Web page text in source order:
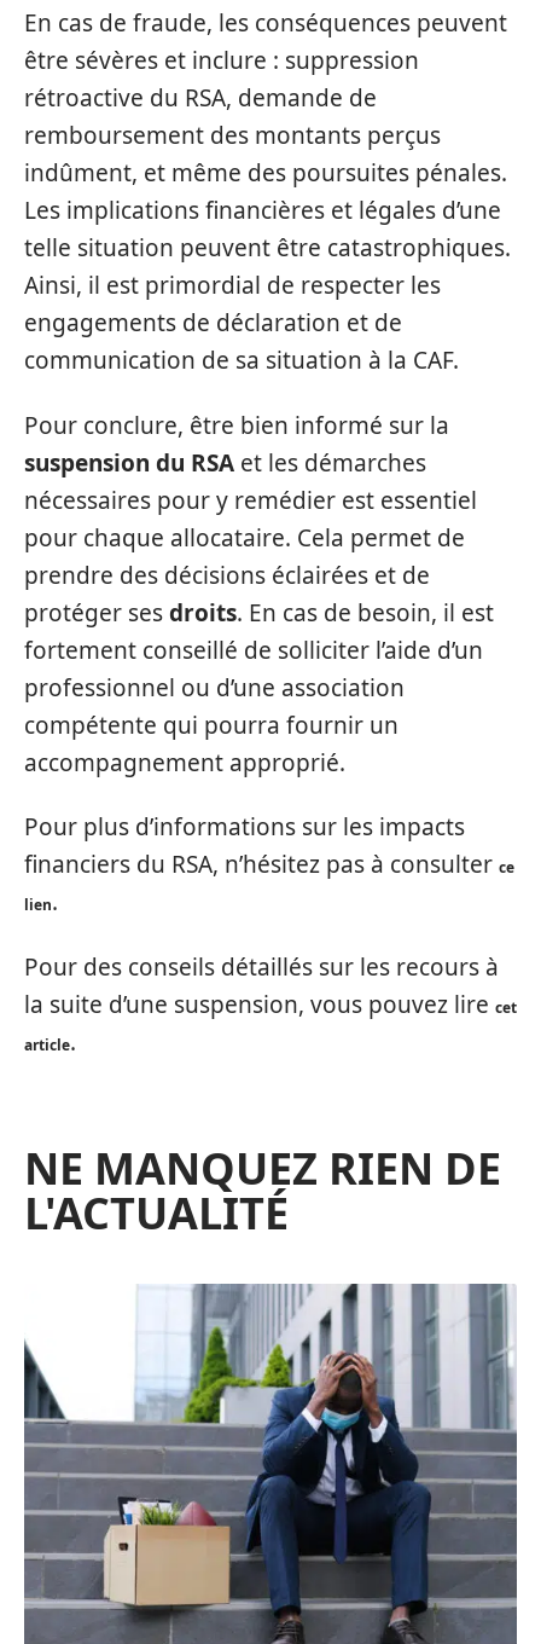
En cas de fraude, les conséquences peuvent
être sévères et inclure : suppression
rétroactive du RSA, demande de
remboursement des montants perçus
indûment, et même des poursuites pénales.
Les implications financières et légales d’une
telle situation peuvent être catastrophiques.
Ainsi, il est primordial de respecter les
engagements de déclaration et de
communication de sa situation à la CAF.
Pour conclure, être bien informé sur la
suspension du RSA et les démarches
nécessaires pour y remédier est essentiel
pour chaque allocataire. Cela permet de
prendre des décisions éclairées et de
protéger sesdroits. En cas de besoin, il est
fortement conseillé de solliciter l’aide d’un
professionnel ou d’une association
compétente qui pourra fournir un
accompagnement approprié.
Pour plus d’informations sur les impacts
financiers du RSA, n’hésitez pas à consulter ce
lien.
Pour des conseils détaillés sur les recours à
la suite d’une suspension, vous pouvez lire cet
article.
NE MANQUEZ RIEN DE
L'ACTUALITÉ